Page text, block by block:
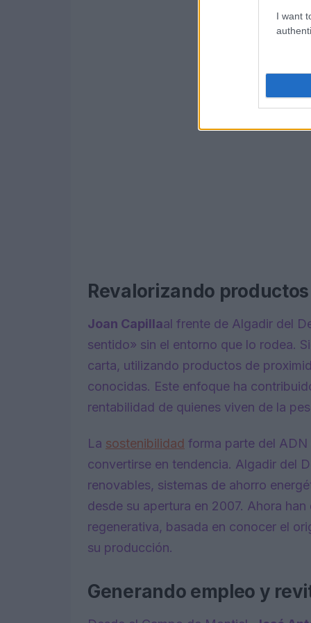
I want
Revalorizando
Joan Capillaal frente de Algadir del
sentido» sin el entorno que lo rodea.
carta, utilizando productos de
conocidas. Este enfoque ha
rentabilidad de quienes viven de la
La sostenibilidad forma parte del
convertirse en tendencia. Algadir del
renovables, sistemas de ahorro
desde su apertura en 2007. Ahora
regenerativa, basada en conocer el
su producción.
Generando empleo y